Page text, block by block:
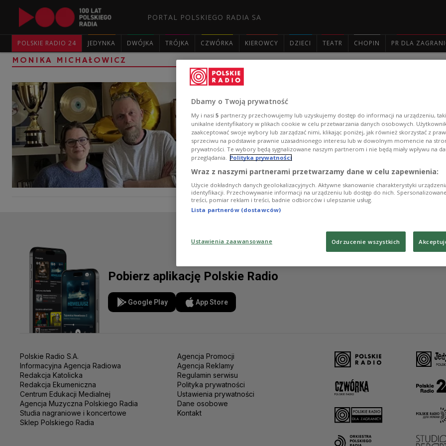
PORTAL POLSKIEGO RADIA SA
POLSKIE RADIO 24 JEDYNKA DWÓJKA TRÓJKA CZWÓRKA KIEROWCY DZIECI TEATR CHOPIN PR DLA
MONIKA MICHAŁOWICZ
Fotoalbumy lat 1850–1950,
socjalistycznej Polsce w audycji Maksa
Wystawa "Śliczna jest młodość naszego wieku.
związane z nowelizacją prawa autorskiego oraz
tym wszystkim w audycji "Trzy strony dźwięku" Max
Puchałą-Rojek, Moniką Michałowicz, Zygmuntem
Zobacz więcej na temat: Max Cegielski Rafał Lisowski
Karolina Puchała-Rojek Muzeum Warszawy fotografia PRL
Pobierz aplikację Polskie Radio
Google Play App Store
Polskie Radio S.A.
Informacyjna Agencja Radiowa
Redakcja Katolicka
Redakcja Ekumeniczna
Centrum Edukacji Medialnej
Agencja Muzyczna Polskiego Radia
Studia nagraniowe i koncertowe
Sklep Polskiego Radia
Agencja Promocji
Agencja Reklamy
Regulamin serwisu
Polityka prywatności
Ustawienia prywatności
Dane osobowe
Kontakt
Dbamy o Twoją prywatność
My i nasi 5 partnerzy przechowujemy lub uzyskujemy dostęp do informacji na urządzeniu,
unikalne identyfikatory w plikach cookie w celu przetwarzania danych osobowych.
zaakceptować swoje wybory lub zarządzać nimi, klikając poniżej, jak również skorzystać z
sprzeciwu na podstawie prawnie uzasadnionego interesu lub w dowolnym momencie na
prywatności. Te wybory będą sygnalizowane naszym partnerom i nie będą miały wpływu na
przeglądania. Polityka prywatności
Wraz z naszymi partnerami przetwarzamy dane w celu zapewnienia:
Użycie dokładnych danych geolokalizacyjnych. Aktywne skanowanie charakterystyki
identyfikacji. Przechowywanie informacji na urządzeniu lub dostęp do nich.
treści, pomiar reklam i treści, badnie odbiorców i ulepszanie usług.
Lista partnerów (dostawców)
Ustawienia zaawansowane Odrzucenie wszystkich